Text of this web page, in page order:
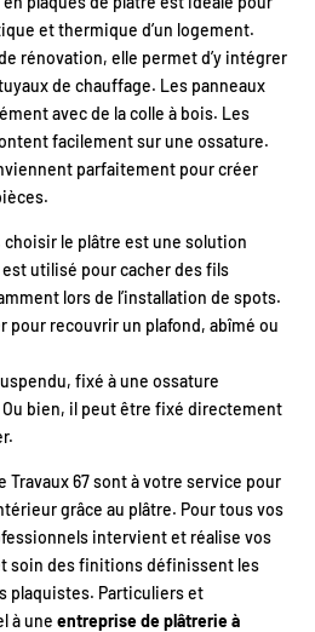
et thermique d’un logement.
rénovation, elle permet d’y intégrer
de chauffage. Les panneaux
avec de la colle à bois. Les
facilement sur une ossature.
parfaitement pour créer
le plâtre est une solution
utilisé pour cacher des fils
lors de l’installation de spots.
pour recouvrir un plafond, abîmé ou
fixé à une ossature
bien, il peut être fixé directement
Travaux 67 sont à votre service pour
grâce au plâtre. Pour tous vos
intervient et réalise vos
soin des finitions définissent les
plaquistes. Particuliers et
à uneentreprise de plâtrerie à